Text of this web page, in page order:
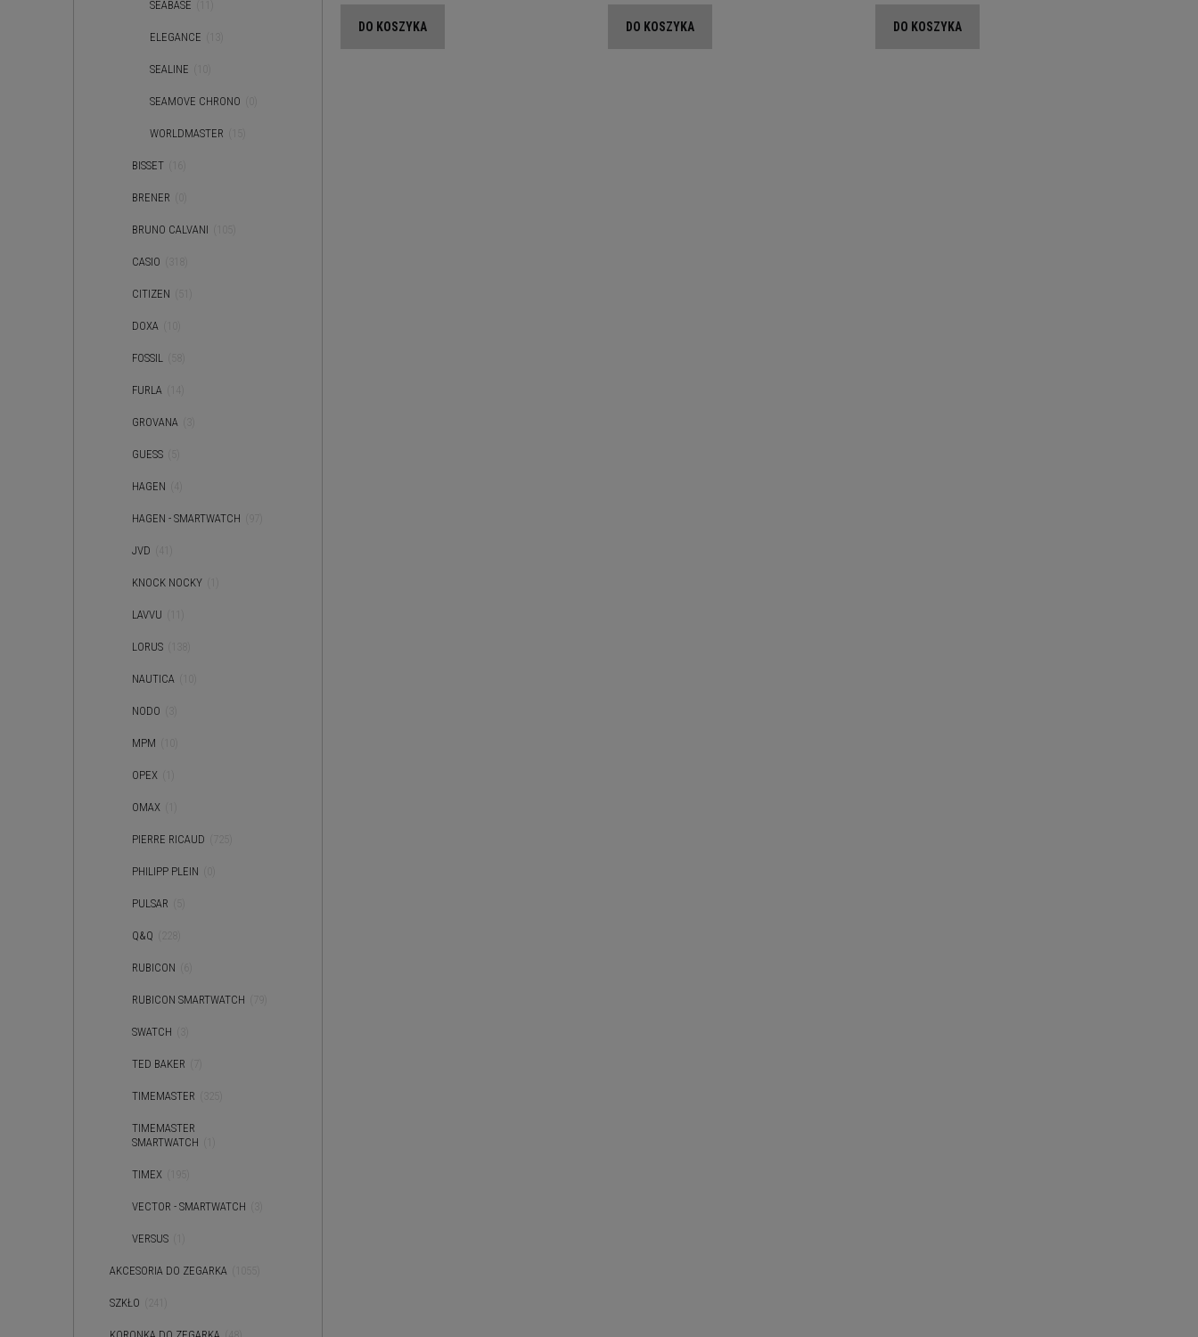
SEABASE
ELEGANCE
SEALINE
SEAMOVE CHRONO
WORLDMASTER
BISSET
BRENER
BRUNO CALVANI
CASIO
CITIZEN
DOXA
FOSSIL
FURLA
GROVANA
GUESS
HAGEN
HAGEN - SMARTWATCH
JVD
KNOCK NOCKY
LAVVU
LORUS
NAUTICA
NODO
MPM
OPEX
OMAX
PIERRE RICAUD
PHILIPP PLEIN
PULSAR
Q&Q
RUBICON
RUBICON SMARTWATCH
SWATCH
TED BAKER
TIMEMASTER
TIMEMASTER
SMARTWATCH
TIMEX
VECTOR - SMARTWATCH
VERSUS
AKCESORIA DO ZEGARKA
SZKŁO
DO KOSZYKA DO KOSZYKA DO KOSZYKA